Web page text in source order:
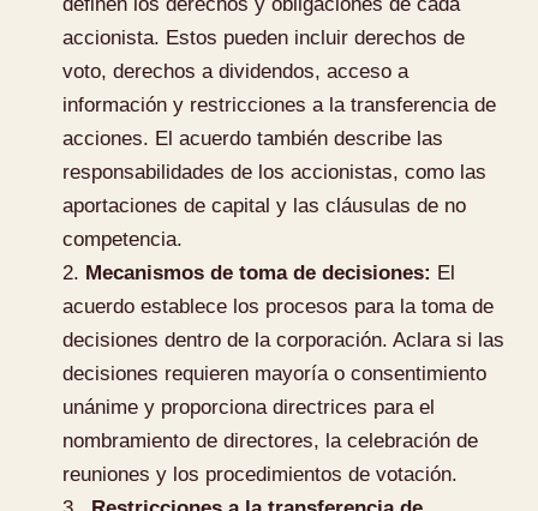
accionista. Estos pueden incluir derechos de
voto, derechos a dividendos, acceso a
información y restricciones a la transferencia de
acciones. El acuerdo también describe las
responsabilidades de los accionistas, como las
aportaciones de capital y las cláusulas de no
competencia.
Mecanismos de toma de decisiones: El
acuerdo establece los procesos para la toma de
decisiones dentro de la corporación. Aclara si las
decisiones requieren mayoría o consentimiento
unánime y proporciona directrices para el
nombramiento de directores, la celebración de
reuniones y los procedimientos de votación.